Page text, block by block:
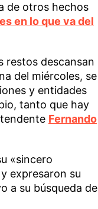
de otros hechos
en lo que va del
restos descansan
del miércoles, se
y entidades
tanto que hay
Fernando
«sincero
expresaron su
a su búsqueda de